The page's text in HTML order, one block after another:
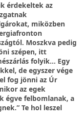
érdekeltek az
miközben
Moszkva pedig
szépen, itt
folyik... Egy
de egyszer vége
fog jönni az Úr
az egek
égve felbomlanak, a
Te hol leszel